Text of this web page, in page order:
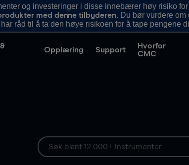
og investeringer i disse innebærer høy risiko
med denne tilbyderen. Du bør vurdere
råd til å ta den høye risikoen for å tape pengene
Opplæring Support
Hvorfor
CMC